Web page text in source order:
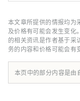
水果
的。
时令水果！ 冈山还拥有世
括冈
拥有
本文章所提供的情报均为
及价格有可能会发生变化
的相关资讯是作者基于采
务的内容和价格可能会有
本页中的部分内容是由